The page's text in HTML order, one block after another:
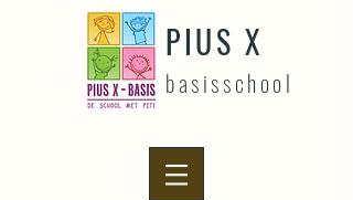
PIUS X
basisschool